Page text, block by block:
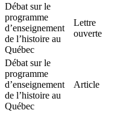
Débat sur le
programme
d’enseignement
de l’histoire au
Québec
Lettre
ouverte
Débat sur le
programme
d’enseignement
de l’histoire au
Québec
Article